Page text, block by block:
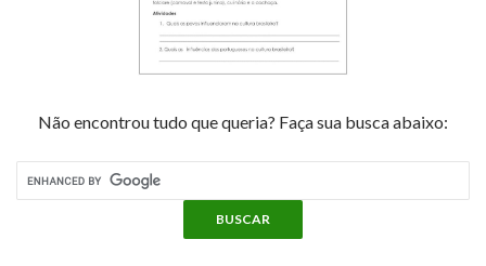
Não encontrou tudo que queria? Faça sua busca abaixo: